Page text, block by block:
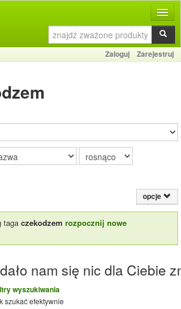
Zaloguj Zarejestruj
opcje
taga czekodzem rozpocznij nowe
nam się nic dla Ciebie
wyszukiwania
szukać efektywnie